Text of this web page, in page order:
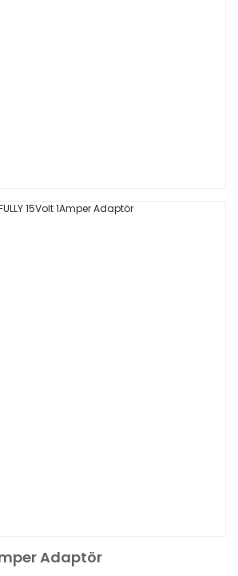
Adaptör